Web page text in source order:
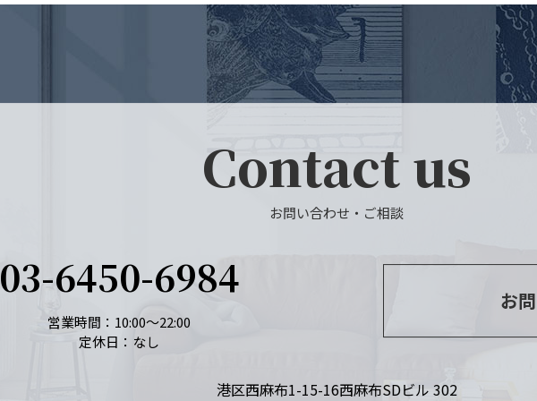
Contact us
お問い合わせ・ご相談
03-6450-6984
営業時間：10:00～22:00
定休日：なし
お
港区西麻布1-15-16西麻布SDビル 302